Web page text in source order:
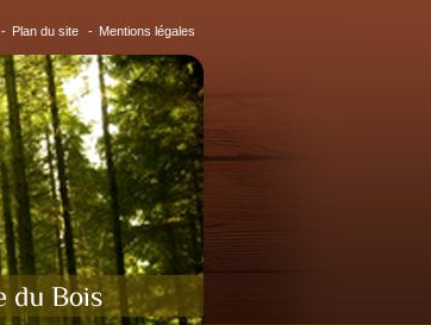
- Plan du site - Mentions légales